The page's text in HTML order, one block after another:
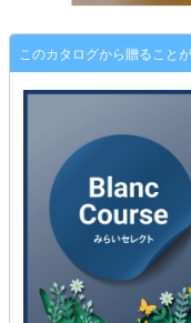
このカタログから贈ること